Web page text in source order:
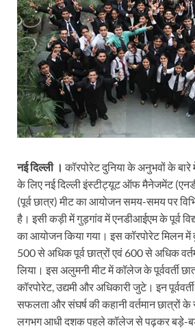
नई दिल्ली । कॉरपोरेट दुनिया के अनुभवों के
के लिए नई दिल्ली इंस्टीट्यूट ऑफ मैनेजमेंट
(पूर्व छात्र) मीट का आयोजन समय-समय पर
है। इसी कड़ी में गुड़गांव में एनडीआईएम के पूर्व
का आयोजन किया गया। इस कॉरपोरेट मिलन
500 से अधिक पूर्व छात्रों एवं 600 से अधिक
लिया। इस अलुमनी मीट में कॉलेज के पूर्ववर्ती
कॉरपोरेट, उद्यमी और अधिकारी जुटे। इन
सफलता और संघर्ष की कहानी वर्तमान छात्रों
लगभग आधी दशक पहले कॉलेज से पढ़कर बड़े-